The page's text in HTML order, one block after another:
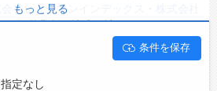
る理由
て
会社ヒューマンインデックス
長野営業所・株式会社PNFなどがあ
求人を探すことできます。
サイトであるジョブズゴーでは長野県
て働ける求人情報を5件取り扱ってい
もっと見る
条件を保存
定なし